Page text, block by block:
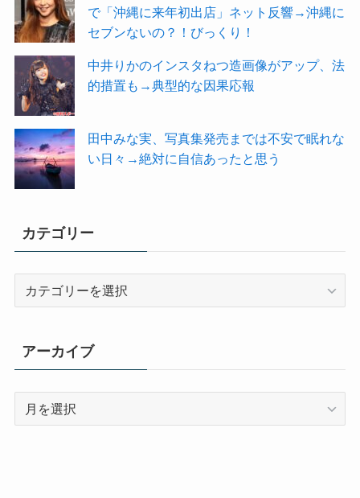
で「沖縄に来年初出店」ネット反響→沖縄に
セブンないの？！びっくり！
中井りかのインスタねつ造画像がアップ、法
的措置も→典型的な因果応報
田中みな実、写真集発売までは不安で眠れな
い日々→絶対に自信あったと思う
カテゴリー
リ
ー
アーカイブ